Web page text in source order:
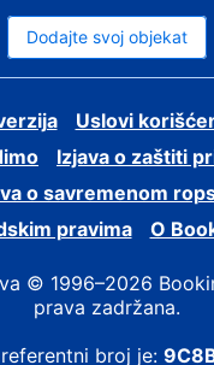
Dodajte svoj objekat
Uslovi
Izjava o zaštiti
o savremenom
pravima
О
© 1996–2026
prava zadržana.
broj je: